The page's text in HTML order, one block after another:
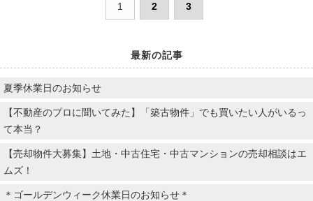
1 2 3
最新の記事
夏季休業日のお知らせ
【不動産のプロに聞いてみた】「築古物件」でも買いたい人がいるっ
て本当？
【売却物件大募集】土地・中古住宅・中古マンションの売却相談はエ
ムズ！
＊ゴールデンウィーク休業日のお知らせ＊